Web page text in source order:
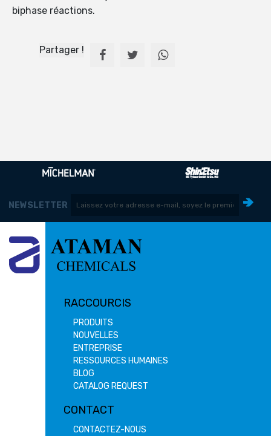
biphase réactions.
Partager !
NEWSLETTER
RACCOURCIS
PRODUITS
NOUVELLES
ENTREPRISE
RESSOURCES HUMAINES
BLOG
CATALOG REQUEST
CONTACT
CONTACTEZ-NOUS